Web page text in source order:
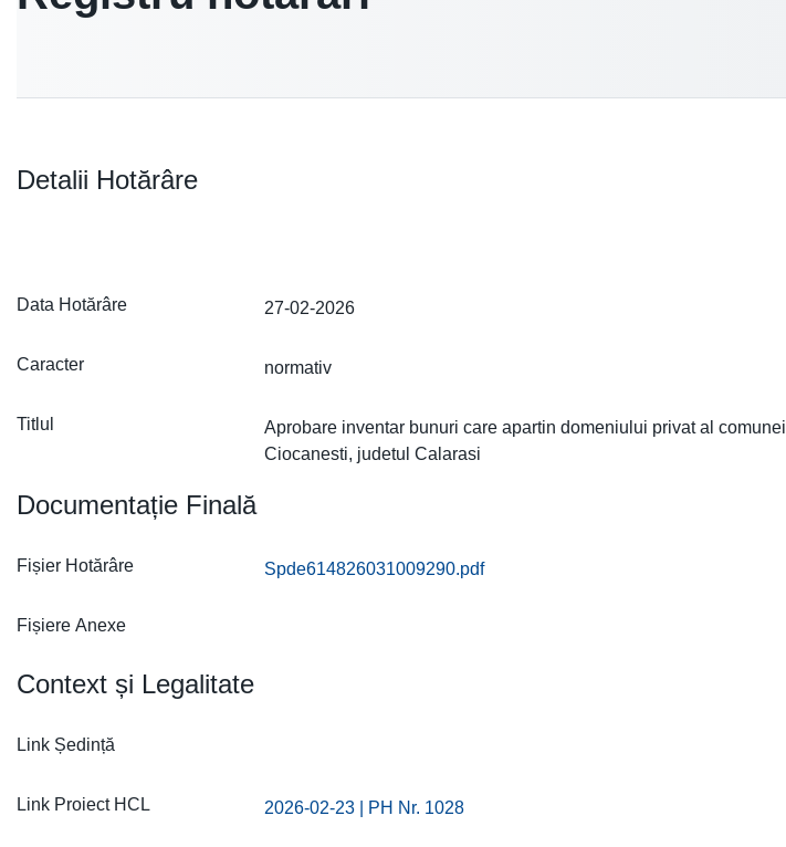
Detalii Hotărâre
Data Hotărâre 27-02-2026
Caracter normativ
Titlul
Aprobare inventar bunuri care apartin domeniului privat al comunei
Ciocanesti, judetul Calarasi
Documentație Finală
Fișier Hotărâre Spde614826031009290.pdf
Fișiere Anexe
Context și Legalitate
Link Ședință
Link Proiect HCL 2026-02-23 | PH Nr. 1028